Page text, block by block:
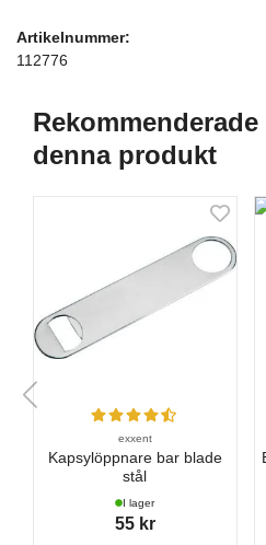
Artikelnummer:
112776
denna produkt
exxent
Kapsylöppnare bar blade
stål
I lager
55 kr